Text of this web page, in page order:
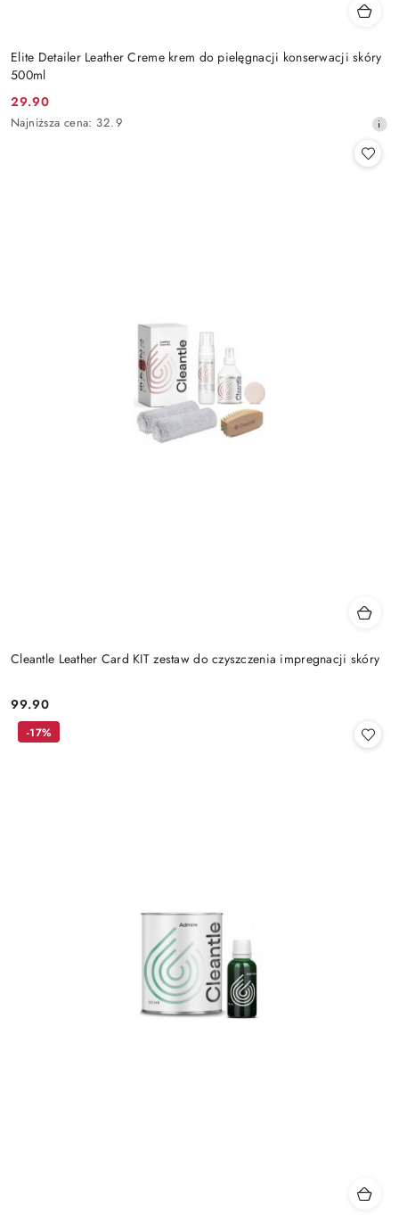
Elite Detailer Leather Creme krem do pielęgnacji konserwacji skóry
500ml
Cena
promocyjna:
29.90
Najniższa
Najniższa cena: 32.9
Cleantle Leather Card KIT zestaw do czyszczenia impregnacji skóry
Cena:
99.90
-17%